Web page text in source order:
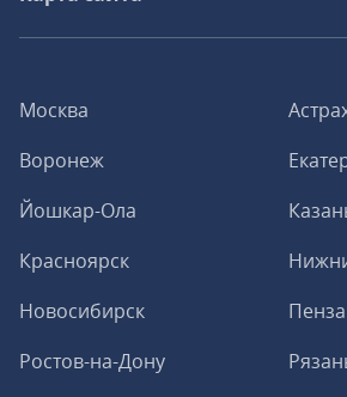
Москва
Воронеж
Йошкар-Ола
Красноярск
Новосибирск
Пенза
Ростов-на-Дону